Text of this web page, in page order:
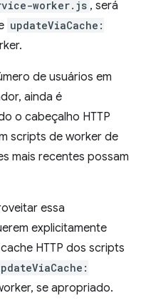
worker.js , será
updateViaCache:
de usuários em
ainda é
o cabeçalho HTTP
scripts de worker de
mais recentes possam
essa
explicitamente
HTTP dos scripts
se apropriado.